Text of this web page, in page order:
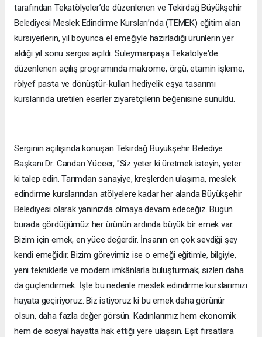
tarafından Tekatölyeler’de düzenlenen ve Tekirdağ Büyükşehir
Belediyesi Meslek Edindirme Kursları’nda (TEMEK) eğitim alan
kursiyerlerin, yıl boyunca el emeğiyle hazırladığı ürünlerin yer
aldığı yıl sonu sergisi açıldı. Süleymanpaşa Tekatölye'de
düzenlenen açılış programında makrome, örgü, etamin işleme,
rölyef pasta ve dönüştür-kullan hediyelik eşya tasarımı
kurslarında üretilen eserler ziyaretçilerin beğenisine sunuldu.
Serginin açılışında konuşan Tekirdağ Büyükşehir Belediye
Başkanı Dr. Candan Yüceer, "Siz yeter ki üretmek isteyin, yeter
ki talep edin. Tarımdan sanayiye, kreşlerden ulaşıma, meslek
edindirme kurslarından atölyelere kadar her alanda Büyükşehir
Belediyesi olarak yanınızda olmaya devam edeceğiz. Bugün
burada gördüğümüz her ürünün ardında büyük bir emek var.
Bizim için emek, en yüce değerdir. İnsanın en çok sevdiği şey
kendi emeğidir. Bizim görevimiz ise o emeği eğitimle, bilgiyle,
yeni tekniklerle ve modern imkânlarla buluşturmak; sizleri daha
da güçlendirmek. İşte bu nedenle meslek edindirme kurslarımızı
hayata geçiriyoruz. Biz istiyoruz ki bu emek daha görünür
olsun, daha fazla değer görsün. Kadınlarımız hem ekonomik
hem de sosyal hayatta hak ettiği yere ulaşsın. Eşit fırsatlara